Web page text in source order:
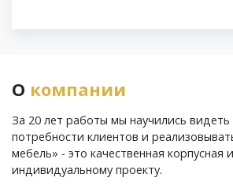
О компании
За 20 лет работы мы научились видеть
потребности клиентов и
мебель» - это качественная корпусная
индивидуальному проекту.